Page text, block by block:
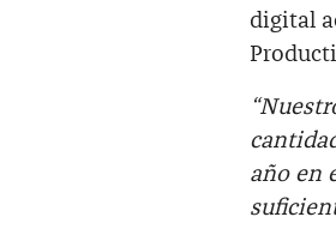
digital
año en